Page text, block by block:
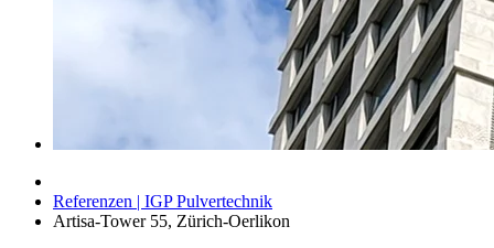
Referenzen | IGP Pulvertechnik
Artisa-Tower 55, Zürich-Oerlikon